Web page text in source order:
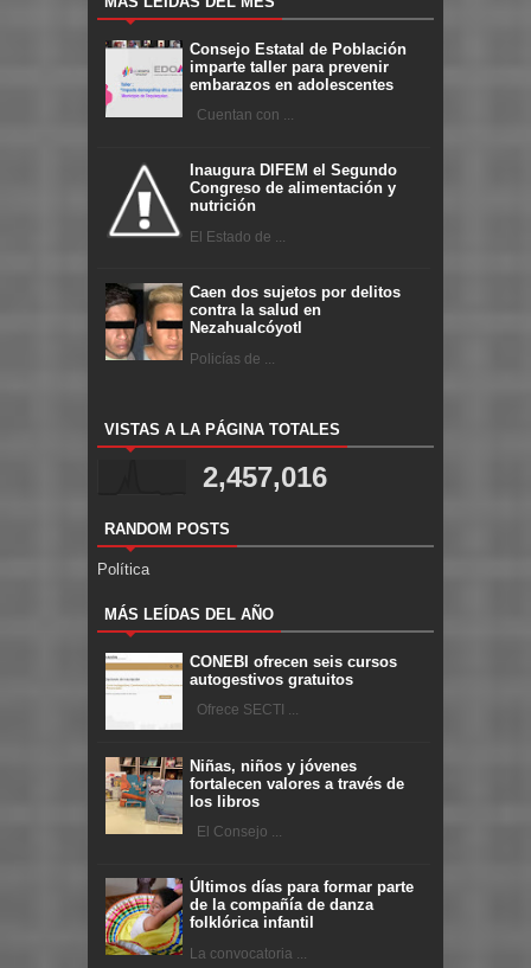
Consejo Estatal de Población
imparte taller para prevenir
embarazos en adolescentes
Cuentan con ...
Inaugura DIFEM el Segundo
Congreso de alimentación y
nutrición
El Estado de ...
Caen dos sujetos por delitos
contra la salud en
Nezahualcóyotl
Policías de ...
VISTAS A LA PÁGINA TOTALES
2,457,016
RANDOM POSTS
Política
MÁS LEÍDAS DEL AÑO
CONEBI ofrecen seis cursos
autogestivos gratuitos
Ofrece SECTI ...
Niñas, niños y jóvenes
fortalecen valores a través de
los libros
El Consejo ...
Últimos días para formar parte
de la compañía de danza
folklórica infantil
La convocatoria ...